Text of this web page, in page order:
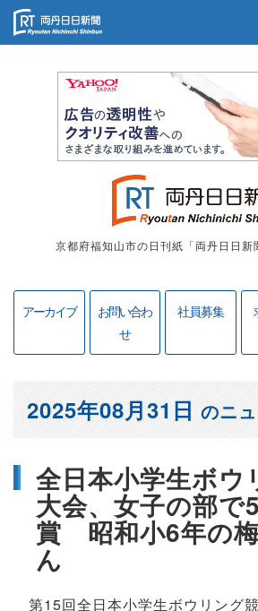
京都府福知山市の日刊紙「両丹日日新
アーカイブ
お問い合わ
せ
社員募集
全日本小学生ボウ
大会、女子の部で
賞 昭和小6年の
ん
2025年08月31日のニ
第15回全日本小学生ボウリング